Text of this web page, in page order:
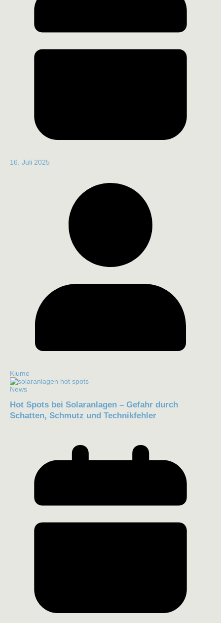
16. Juli 2025
Kiume
News
Hot Spots bei Solaranlagen – Gefahr durch
Schatten, Schmutz und Technikfehler